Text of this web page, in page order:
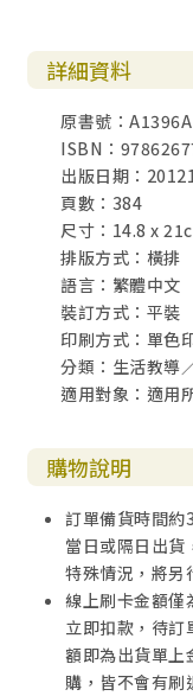
附註 281
參考書目 313
經文索引 335
作者索引 339
詳細資料
原書號：A1396A
ISBN：
出版日期：
頁數：384
尺寸：14.8 x
排版方式：橫排
語言：繁體中文
裝訂方式：平裝
印刷方式：單色
分類：生活教導
適用對象：適用
購物說明
訂單備貨時間約
當日或隔日出貨
特殊情況，將另
線上刷卡金額僅
立即扣款，待訂
額即為出貨單上
購，皆不會有刷